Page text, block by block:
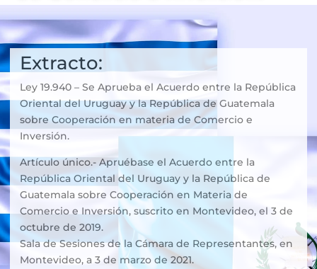
Extracto:
Ley 19.940 – Se Aprueba el Acuerdo entre la República
Oriental del Uruguay y la República de Guatemala
sobre Cooperación en materia de Comercio e
Inversión.
Artículo único.- Apruébase el Acuerdo entre la
República Oriental del Uruguay y la República de
Guatemala sobre Cooperación en Materia de
Comercio e Inversión, suscrito en Montevideo, el 3 de
octubre de 2019.
Sala de Sesiones de la Cámara de Representantes, en
Montevideo, a 3 de marzo de 2021.